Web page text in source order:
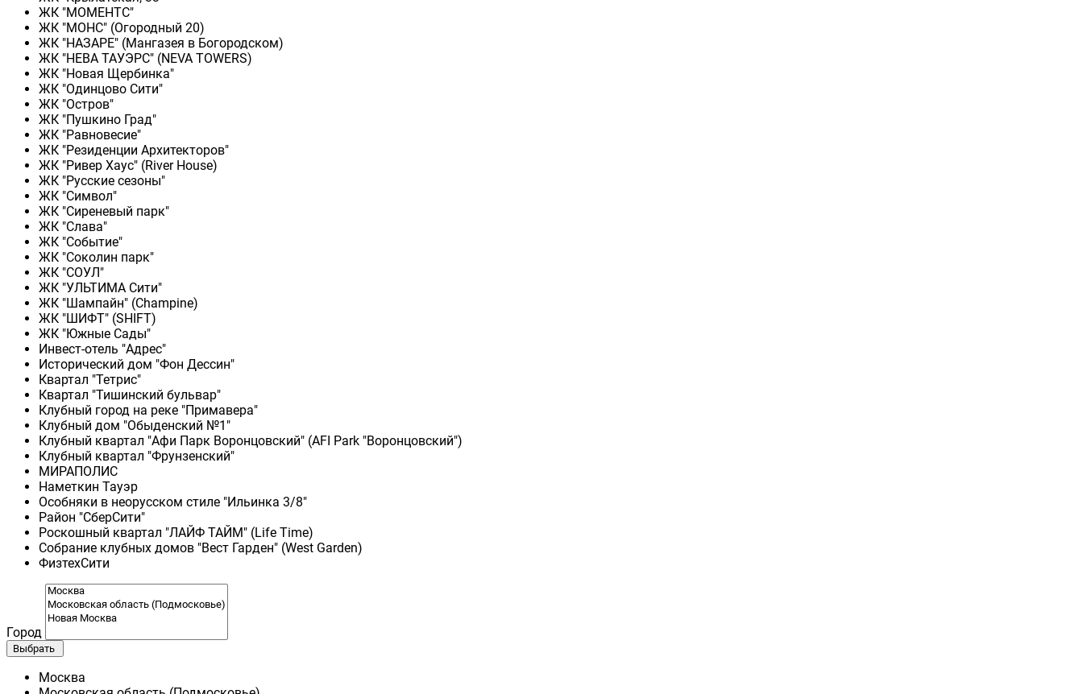
ЖК "МОМЕНТС"
ЖК "МОНС" (Огородный 20)
ЖК "НАЗАРЕ" (Мангазея в Богородском)
ЖК "НЕВА ТАУЭРС" (NEVA TOWERS)
ЖК "Новая Щербинка"
ЖК "Одинцово Сити"
ЖК "Остров"
ЖК "Пушкино Град"
ЖК "Равновесие"
ЖК "Резиденции Архитекторов"
ЖК "Ривер Хаус" (River Нouse)
ЖК "Русские сезоны"
ЖК "Символ"
ЖК "Сиреневый парк"
ЖК "Слава"
ЖК "Событие"
ЖК "Соколин парк"
ЖК "СОУЛ"
ЖК "УЛЬТИМА Сити"
ЖК "Шампайн" (Champine)
ЖК "ШИФТ" (SHIFT)
ЖК "Южные Сады"
Инвест-отель "Адрес"
Исторический дом "Фон Дессин"
Квартал "Тетрис"
Квартал "Тишинский бульвар"
Клубный город на реке "Примавера"
Клубный дом "Обыденский №1"
Клубный квартал "Афи Парк Воронцовский" (AFI Park "Воронцовский")
Клубный квартал "Фрунзенский"
МИРАПОЛИС
Наметкин Тауэр
Особняки в неорусском стиле "Ильинка 3/8"
Район "СберСити"
Роскошный квартал "ЛАЙФ ТАЙМ" (Life Time)
Собрание клубных домов "Вест Гарден" (West Garden)
ФизтехСити
Город
Выбрать
Москва